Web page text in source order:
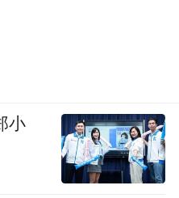
小